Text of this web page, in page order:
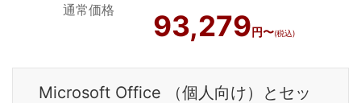
通常価格 93,279円〜(税込)
Microsoft Office （個人向け）とセッ